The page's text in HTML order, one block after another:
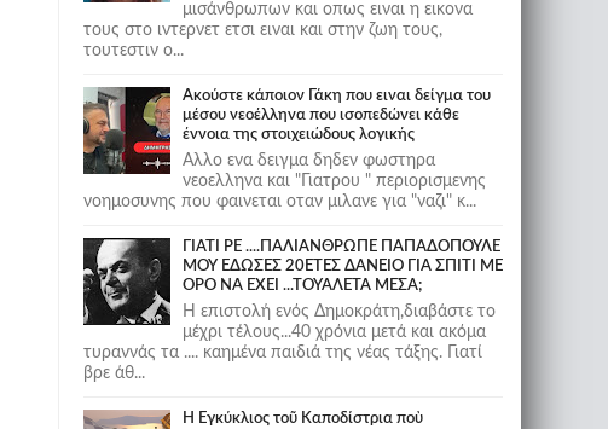
μισάνθρωπων και οπως ειναι η εικονα
τους στο ιντερνετ ετσι ειναι και στην ζωη τους,
τουτεστιν ο...
Ακούστε κάποιον Γάκη που ειναι δείγμα του
μέσου νεοέλληνα που ισοπεδώνει κάθε
έννοια της στοιχειώδους λογικής
Αλλο ενα δειγμα δηδεν φωστηρα
νεοελληνα και "Γιατρου " περιορισμενης
νοημοσυνης που φαινεται οταν μιλανε για "ναζι" κ...
ΓΙΑΤΙ ΡΕ ....ΠΑΛΙΑΝΘΡΩΠΕ ΠΑΠΑΔΟΠΟΥΛΕ
ΜΟΥ ΕΔΩΣΕΣ 20ΕΤΕΣ ΔΑΝΕΙΟ ΓΙΑ ΣΠΙΤΙ ΜΕ
ΟΡΟ ΝΑ ΕΧΕΙ ...ΤΟΥΑΛΕΤΑ ΜΕΣΑ;
Η επιστολή ενός Δημοκράτη,διαβάστε το
μέχρι τέλους...40 χρόνια μετά και ακόμα
τυραννάς τα .... καημένα παιδιά της νέας τάξης. Γιατί
βρε άθ...
Ἡ Ἐγκύκλιος τοῦ Καποδίστρια ποὺ